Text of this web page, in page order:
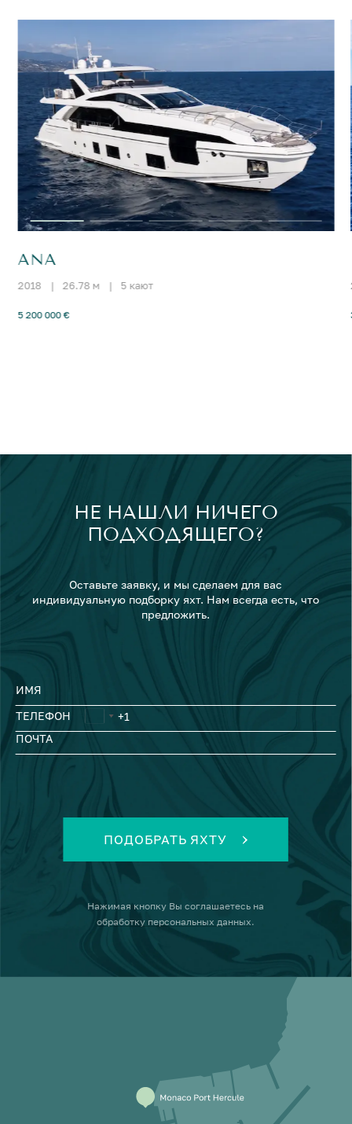
ANA
2018 | 26.78 м | 5 кают
5 200 000 €
НЕ НАШЛИ НИЧЕГО
ПОДХОДЯЩЕГО?
Оставьте заявку, и мы сделаем для вас
индивидуальную подборку яхт. Нам всегда есть, что
предложить.
ИМЯ
ТЕЛЕФОН
ПОЧТА
ПОДОБРАТЬ ЯХТУ
Нажимая кнопку Вы соглашаетесь на
обработку персональных данных.